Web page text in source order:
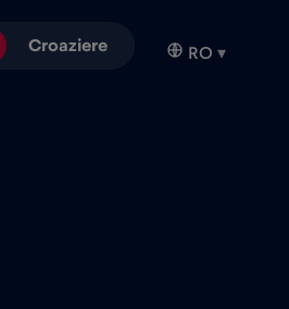
Croaziere RO ▾